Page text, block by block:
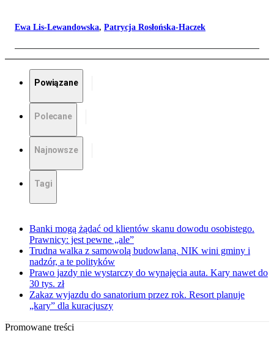
Ewa Lis-Lewandowska, Patrycja Rosłońska-Haczek
Powiązane
Polecane
Najnowsze
Tagi
Banki mogą żądać od klientów skanu dowodu osobistego.
Prawnicy: jest pewne „ale”
Trudna walka z samowolą budowlaną. NIK wini gminy i
nadzór, a te polityków
Prawo jazdy nie wystarczy do wynajęcia auta. Kary nawet do
30 tys. zł
Zakaz wyjazdu do sanatorium przez rok. Resort planuje
„kary” dla kuracjuszy
Promowane treści